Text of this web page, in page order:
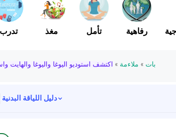
تدرب مغذ تأمل رفاهية
بات » ملاءمة » اكتشف استوديو اليوغا واليوغا والهايت
دليل اللياقة البدنية